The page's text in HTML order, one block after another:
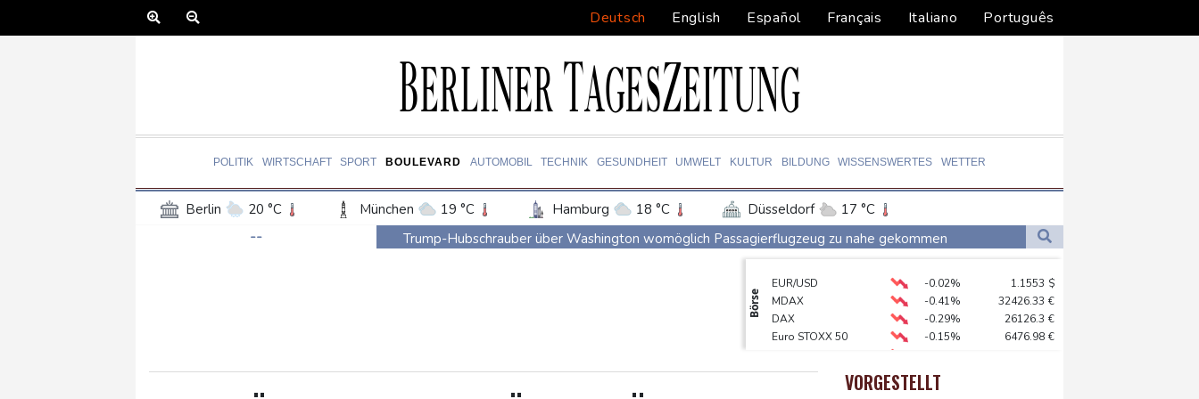
Deutsch English Español Français Italiano Português
POLITIK WIRTSCHAFT SPORT BOULEVARD AUTOMOBIL TECHNIK GESUNDHEIT UMWELT KULTUR BILDUNG WISSENSWERTES WETTER
Berlin 20 °C München 19 °C Hamburg 18 °C Düsseldorf
17 °C
Frankfurt am Main
Potsdam 20 °C Leipzig 19 °C Dortmund
18 °C
Bremen
Wien
--
Trump-Hubschrauber über Washington womöglich Passagierflugzeug zu nahe gekommen
Extremes Niedrigwasser: Verkehrsminister Bilger lädt zu Spitzentreffen in Bonn
Bundesgerichtshof urteilt über Mann wegen Kriegsverbrechen in syrischem Bürgerkrieg
Urteil in Prozess um tödlichen Autoanschlag auf Verdi-Demonstration in München
Vorwurf der Preisabsprache: Drei US-Produzenten müssen 53 Millionen Eier spenden
Börse
EUR/USD -0.02% 1.1553 $
MDAX
-0.41% 32426.33 €
DAX
-0.29% 26126.3 €
Euro STOXX 50
-0.15% 6476.98 €
TecDAX
-0.89%
0.43%
VORGESTELLT